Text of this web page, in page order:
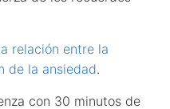
relación entre la
de la ansiedad.
con 30 minutos de